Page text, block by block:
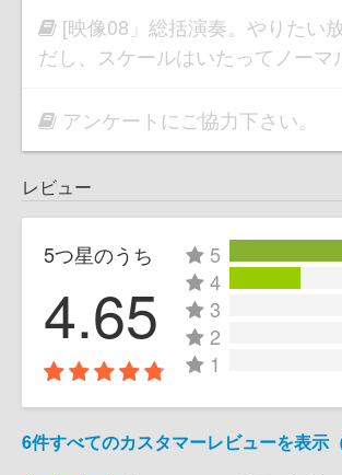
[映像08」総括演奏。やりたい
だし、スケールはいたってノーマ
アンケートにご協力下さい。
レビュー
5つ星のうち
4.65
5
4
3
2
1
6件すべてのカスタマーレビューを表示